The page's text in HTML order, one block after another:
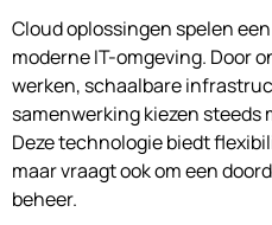
Cloud oplossingen spelen
moderne IT-omgeving. Door
werken, schaalbare
samenwerking kiezen steeds
Deze technologie biedt
maar vraagt ook om een
beheer.